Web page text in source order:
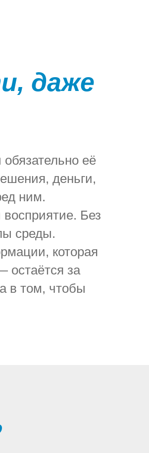
даже
её
деньги,
ним.
Без
среды.
которая
остаётся за
в том, чтобы